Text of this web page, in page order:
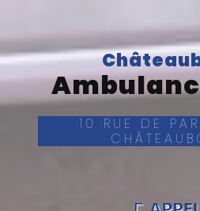
10 RUE DE